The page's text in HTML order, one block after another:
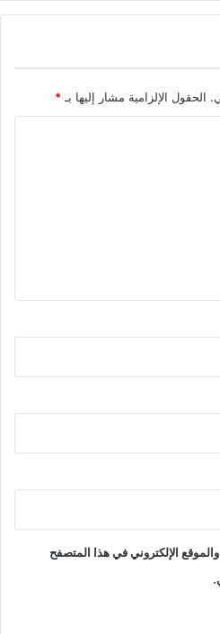
الحقول الإلزامية مشار إليها بـ*
الإلكتروني في هذا المتصفح